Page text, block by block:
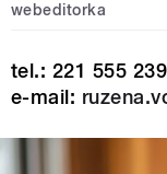
webeditorka
tel.: 221 555 239
e-mail: